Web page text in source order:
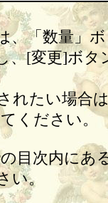
、「数量」
、[変更]ボタ
れたい場合
ください。
目次内にあ
い。